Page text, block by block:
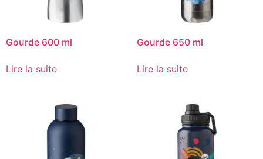
Gourde 600 ml
Lire la suite
Gourde 650 ml
Lire la suite